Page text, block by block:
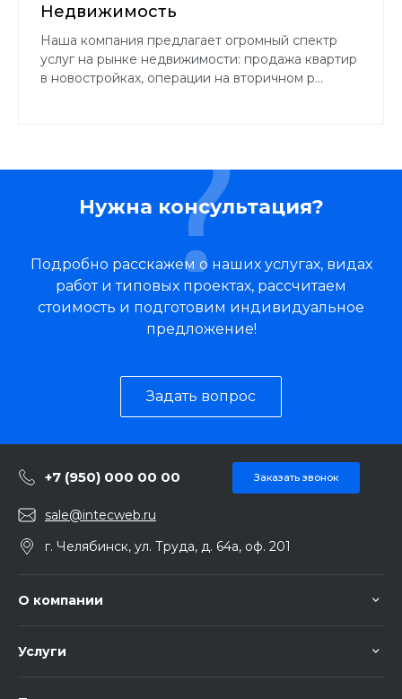
Недвижимость
Наша компания предлагает огромный спектр
услуг на рынке недвижимости: продажа квартир
в новостройках, операции на вторичном р...
Нужна консультация?
Подробно расскажем о наших услугах, видах
работ и типовых проектах, рассчитаем
стоимость и подготовим индивидуальное
предложение!
Задать вопрос
+7 (950) 000 00 00 Заказать звонок
sale@intecweb.ru
г. Челябинск, ул. Труда, д. 64а, оф. 201
О компании
Услуги